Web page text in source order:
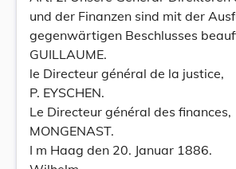
und der Finanzen sind mit der
gegenwärtigen Beschlusses
GUILLAUME.
le Directeur général de la justice,
P. EYSCHEN.
Le Directeur général des finances,
MONGENAST.
I m Haag den 20. Januar 1886.